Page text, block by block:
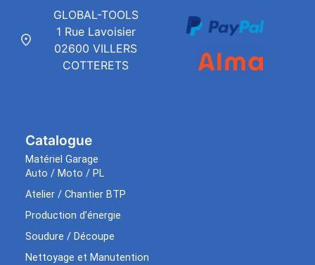
Catalogue
Matériel Garage
Auto / Moto / PL
Atelier / Chantier BTP
Production d’énergie
Soudure / Découpe
Nettoyage et Manutention
GLOBAL-TOOLS
1 Rue Lavoisier
02600 VILLERS
COTTERETS